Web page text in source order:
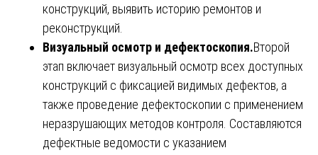
конструкций, выявить историю ремонтов и
реконструкций.
Визуальный осмотр и дефектоскопия.Второй
этап включает визуальный осмотр всех доступных
конструкций с фиксацией видимых дефектов, а
также проведение дефектоскопии с применением
неразрушающих методов контроля. Составляются
дефектные ведомости с указанием